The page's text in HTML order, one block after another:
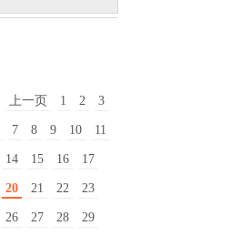
上一页 1 2 3
7 8 9 10 11
14 15 16 17
20 21 22 23
26 27 28 29